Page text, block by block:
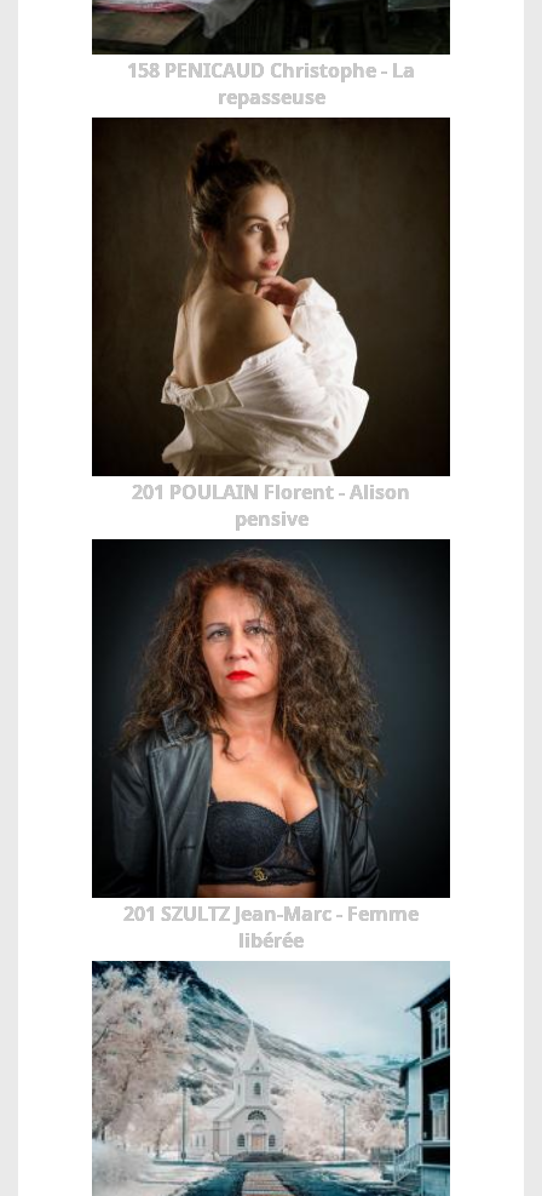
158 PENICAUD Christophe - La
repasseuse
201 POULAIN Florent - Alison
pensive
201 SZULTZ Jean-Marc - Femme
libérée